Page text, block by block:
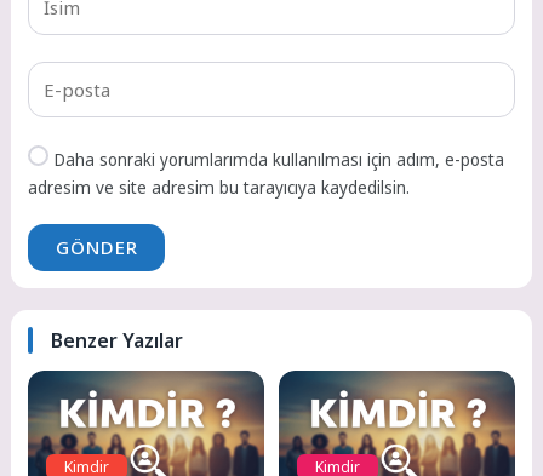
Daha sonraki yorumlarımda kullanılması için adım, e-posta
adresim ve site adresim bu tarayıcıya kaydedilsin.
GÖNDER
Benzer Yazılar
Kimdir Kimdir